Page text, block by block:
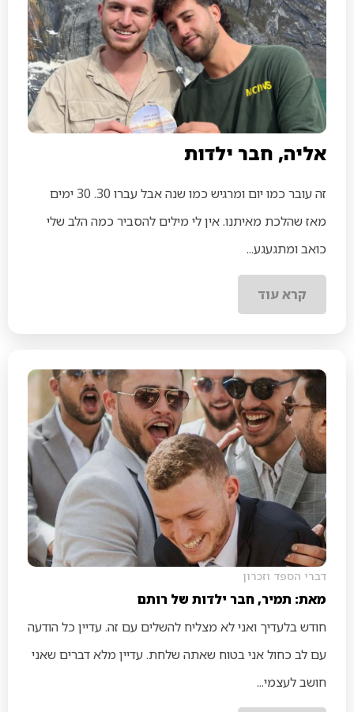
אליה, חבר ילדות
זה עובר כמו יום ומרגיש כמו שנה אבל עברו 30. 30 ימים
מאז שהלכת מאיתנו. אין לי מילים להסביר כמה הלב שלי
כואב ומתגעגע...
קרא עוד
דברי הספד וזכרון
מאת: תמיר, חבר ילדות של רותם
חודש בלעדיך ואני לא מצליח להשלים עם זה. עדיין כל הודעה
עם לב כחול אני בטוח שאתה שלחת. עדיין מלא דברים שאני
חושב לעצמי...